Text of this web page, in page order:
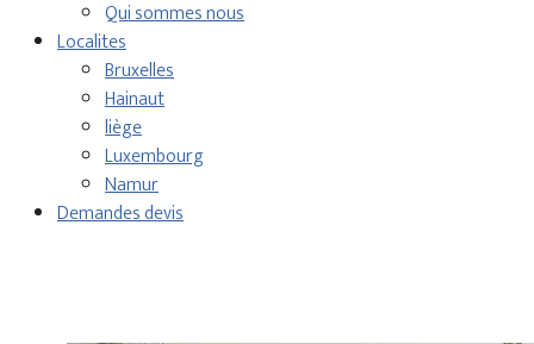
Qui sommes nous
Localites
Bruxelles
Hainaut
liège
Luxembourg
Namur
Demandes devis